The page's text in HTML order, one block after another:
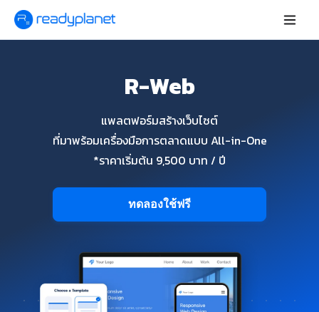
R-Web
แพลตฟอร์มสร้างเว็บไซต์
ที่มาพร้อมเครื่องมือการตลาดแบบ All-in-One
*ราคาเริ่มต้น 9,500 บาท / ปี
ทดลองใช้ฟรี